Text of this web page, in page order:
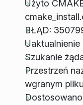
Użyto
BŁĄD:
Szukanie
Przestrzeń
wgranym